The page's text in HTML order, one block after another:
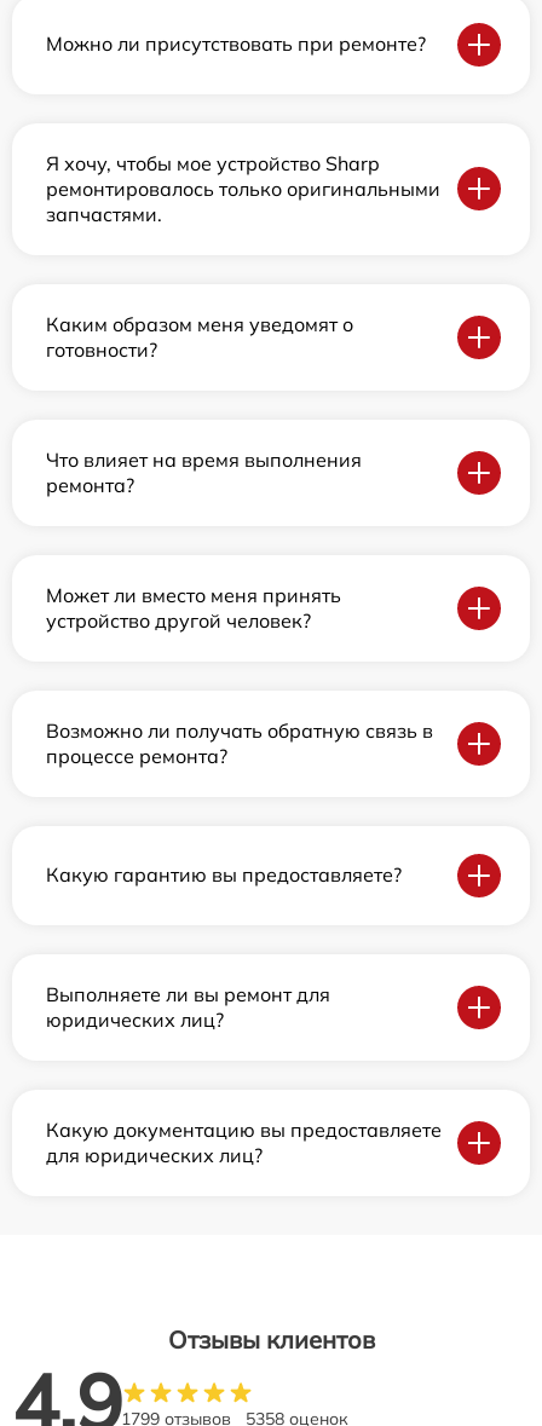
Можно ли присутствовать при ремонте?
Я хочу, чтобы мое устройство Sharp
ремонтировалось только оригинальными
запчастями.
Каким образом меня уведомят о
готовности?
Что влияет на время выполнения
ремонта?
Может ли вместо меня принять
устройство другой человек?
Возможно ли получать обратную связь в
процессе ремонта?
Какую гарантию вы предоставляете?
Выполняете ли вы ремонт для
юридических лиц?
Какую документацию вы предоставляете
для юридических лиц?
Отзывы клиентов
4.91799 отзывов 5358 оценок